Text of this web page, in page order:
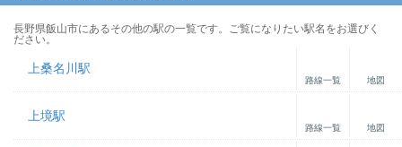
長野県飯山市にあるその他の駅の一覧です。ご覧になりたい駅名をお選びく
ださい。
上桑名川駅
路線一覧 地図
上境駅
路線一覧 地図